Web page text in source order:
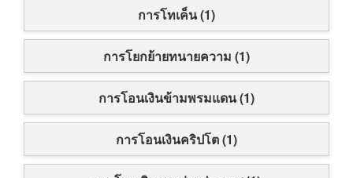
การโทเค็น (1)
การโยกย้ายทนายความ (1)
การโอนเงินข้ามพรมแดน (1)
การโอนเงินคริปโต (1)